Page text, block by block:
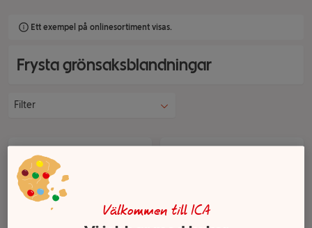
Ett exempel på onlinesortiment visas.
Frysta grönsaksblandningar
Filter
Välkommen till ICA